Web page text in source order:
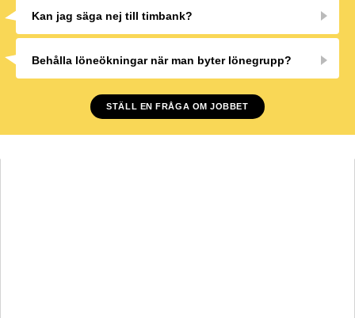
Kan jag säga nej till timbank?
Behålla löneökningar när man byter lönegrupp?
STÄLL EN FRÅGA OM JOBBET